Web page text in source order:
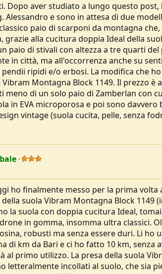
Dopo aver studiato a lungo questo
Alessandro e sono in attesa di due
paio di scarponi da montagna
grazie alla cucitura doppia Ideal della
paio di stivali con altezza a tre quarti
in città, ma all'occorrenza anche su
ripidi e/o erbosi. La modifica che
Montagna Block 1149. Il prezzo è
meno di un solo paio di Zamberlan con
in EVA microporosa e poi sono
vintage (suola cucita, pelle, senza
ho finalmente messo per la prima volta
suola Vibram Montagna Block 1149
la suola con doppia cucitura Ideal,
in gomma, insomma ultra classici.
robusti ma senza essere duri. Li ho
di km da Bari e ci ho fatto 10 km, senza
al primo utilizzo. La presa della suola
letteralmente incollati al suolo, che sia